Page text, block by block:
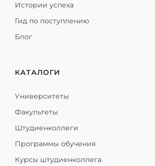
Истории успеха
Гид по поступлению
Блог
КАТАЛОГИ
Университеты
Факультеты
Штудиенколлеги
Программы обучения
Курсы штудиенколлега